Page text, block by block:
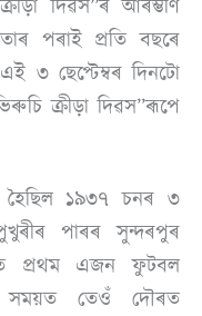
দিৱস”ৰ আৰম্ভণি
পৰাই প্ৰতি বছৰে
৩ ছেপ্টেম্বৰ দিনটো
ক্ৰীড়া দিৱস”ৰূপে
১৯৩৭ চনৰ ৩
পাৰৰ সুন্দৰপুৰ
প্ৰথম এজন ফুটবল
সময়ত তেওঁ দৌৰত